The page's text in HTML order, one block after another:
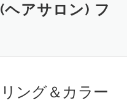
アクセス・駐車場
ヘアサロン) フ
ング＆カラー